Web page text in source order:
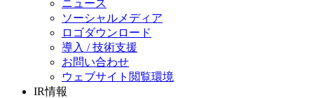
ニュース
ソーシャルメディア
ロゴダウンロード
導入 / 技術支援
お問い合わせ
ウェブサイト閲覧環境
IR情報